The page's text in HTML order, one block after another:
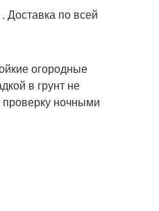
Доставка по всей
огородные
в грунт не
проверку ночными